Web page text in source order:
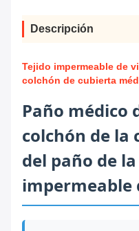
Descripción
Tejido impermeable de
colchón de cubierta
Paño médico
colchón de la
del paño de
impermeable